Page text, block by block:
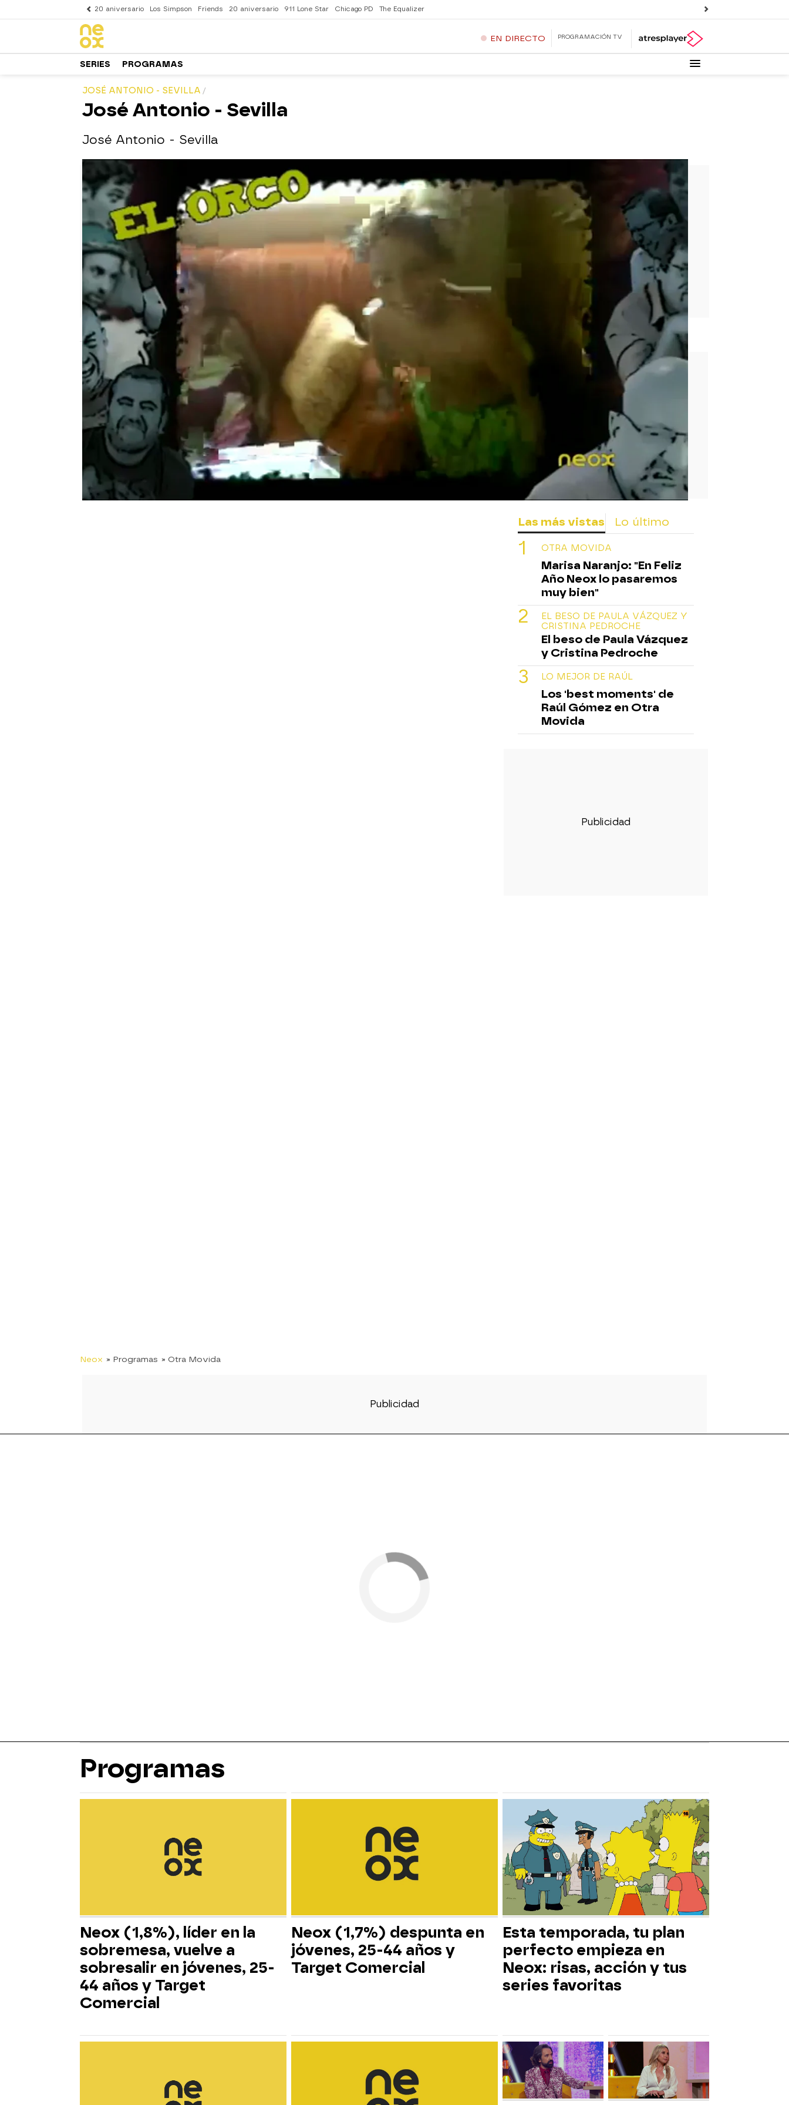
20 aniversario Los Simpson Friends 20 aniversario 911 Lone Star Chicago PD The Equalizer
EN DIRECTO PROGRAMACIÓN TV
SERIES PROGRAMAS
JOSÉ ANTONIO - SEVILLA
José Antonio - Sevilla
José Antonio - Sevilla
neox
Publicado:31 de agosto de 2011, 15:35
Whatsapp
José Antonio - Sevilla
Otra Movida
Neox » Programas » Otra Movida
Las más vistas Lo último
OTRA MOVIDA
Marisa Naranjo: "En Feliz
Año Neox lo pasaremos
muy bien"
EL BESO DE PAULA VÁZQUEZ Y
CRISTINA PEDROCHE
El beso de Paula Vázquez
y Cristina Pedroche
LO MEJOR DE RAÚL
Los 'best moments' de
Raúl Gómez en Otra
Movida
Programas
Neox (1,8%), líder en la
sobremesa, vuelve a
sobresalir en jóvenes, 25-
44 años y Target
Comercial
Neox (1,7%) despunta en
jóvenes, 25-44 años y
Target Comercial
Esta temporada, tu plan
perfecto empieza en
Neox: risas, acción y tus
series favoritas